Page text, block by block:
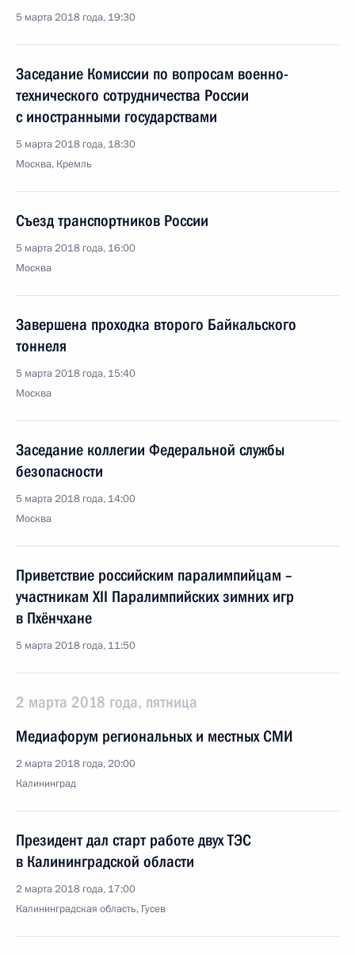
5 марта 2018 года, 19:30
Заседание Комиссии по вопросам военно-
технического сотрудничества России
с иностранными государствами
5 марта 2018 года, 18:30
Москва, Кремль
Съезд транспортников России
5 марта 2018 года, 16:00
Москва
Завершена проходка второго Байкальского
тоннеля
5 марта 2018 года, 15:40
Москва
Заседание коллегии Федеральной службы
безопасности
5 марта 2018 года, 14:00
Москва
Приветствие российским паралимпийцам –
участникам XII Паралимпийских зимних игр
в Пхёнчхане
5 марта 2018 года, 11:50
2 марта 2018 года, пятница
Медиафорум региональных и местных СМИ
2 марта 2018 года, 20:00
Калининград
Президент дал старт работе двух ТЭС
в Калининградской области
2 марта 2018 года, 17:00
Калининградская область, Гусев